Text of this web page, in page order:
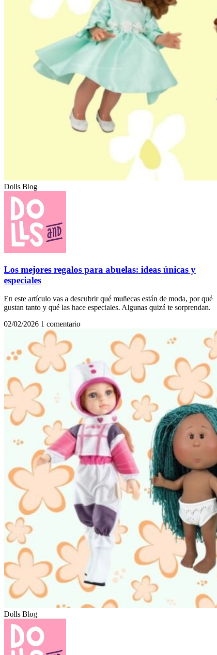
Dolls Blog
Los mejores regalos para abuelas: ideas únicas y
especiales
En este artículo vas a descubrir qué muñecas están de moda, por qué
gustan tanto y qué las hace especiales. Algunas quizá te sorprendan.
02/02/2026 1 comentario
Dolls Blog